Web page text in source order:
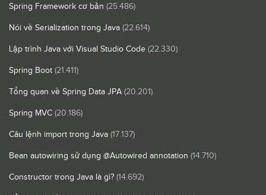
Spring Framework cơ bản (25.486)
Nói về Serialization trong Java (22.614)
Lập trình Java với Visual Studio Code (22.330)
Spring Boot (21.411)
Tổng quan về Spring Data JPA (20.201)
Spring MVC (20.186)
Câu lệnh import trong Java (17.137)
Bean autowiring sử dụng @Autowired annotation (14.710)
Constructor trong Java là gì? (14.692)